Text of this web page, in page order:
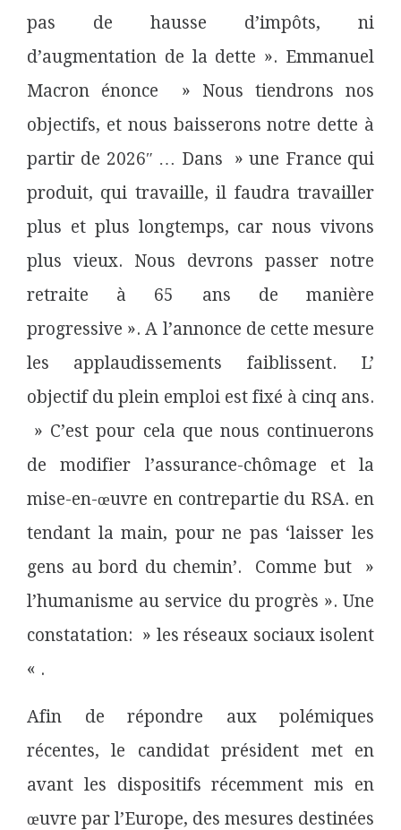
pas de hausse d’impôts, ni
d’augmentation de la dette ». Emmanuel
Macron énonce » Nous tiendrons nos
objectifs, et nous baisserons notre dette à
partir de 2026″ … Dans » une France qui
produit, qui travaille, il faudra travailler
plus et plus longtemps, car nous vivons
plus vieux. Nous devrons passer notre
retraite à 65 ans de manière
progressive ». A l’annonce de cette mesure
les applaudissements faiblissent. L’
objectif du plein emploi est fixé à cinq ans.
» C’est pour cela que nous continuerons
de modifier l’assurance-chômage et la
mise-en-œuvre en contrepartie du RSA. en
tendant la main, pour ne pas ‘laisser les
gens au bord du chemin’. Comme but »
l’humanisme au service du progrès ». Une
constatation: » les réseaux sociaux isolent
« .
Afin de répondre aux polémiques
récentes, le candidat président met en
avant les dispositifs récemment mis en
œuvre par l’Europe, des mesures destinées